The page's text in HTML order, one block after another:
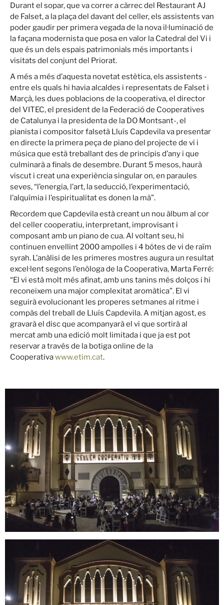
Durant el sopar, que va correr a càrrec del Restaurant AJ
de Falset, a la plaça del davant del celler, els assistents van
poder gaudir per primera vegada de la nova il·luminació de
la façana modernista que posa en valor la Catedral del Vi i
que és un dels espais patrimonials més importants i
visitats del conjunt del Priorat.
A més a més d’aquesta novetat estètica, els assistents -
entre els quals hi havia alcaldes i representats de Falset i
Marçà, les dues poblacions de la cooperativa, el director
del VITEC, el president de la Federació de Cooperatives
de Catalunya i la presidenta de la DO Montsant-, el
pianista i compositor falsetà Lluís Capdevila va presentar
en directe la primera peça de piano del projecte de vi i
música que està treballant des de principis d’any i que
culminarà a finals de desembre. Durant 5 mesos, haurà
viscut i creat una experiència singular on, en paraules
seves, “l’energia, l’art, la seducció, l’experimentació,
l’alquímia i l’espiritualitat es donen la mà”.
Recordem que Capdevila està creant un nou àlbum al cor
del celler cooperatiu, interpretant, improvisant i
composant amb un piano de cua. Al voltant seu, hi
continuen envellint 2000 ampolles i 4 bótes de vi de raïm
syrah. L’anàlisi de les primeres mostres augura un resultat
excel·lent segons l’enòloga de la Cooperativa, Marta Ferré:
“El vi està molt més afinat, amb uns tanins més dolços i hi
reconeixem una major complexitat aromàtica”. El vi
seguirà evolucionant les properes setmanes al ritme i
compàs del treball de Lluís Capdevila. A mitjan agost, es
gravarà el disc que acompanyarà el vi que sortirà al
mercat amb una edició molt limitada i que ja est pot
reservar a través de la botiga online de la
Cooperativawww.etim.cat.